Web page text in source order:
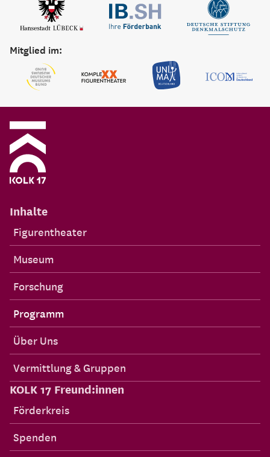
Mitglied im:
Inhalte
Figurentheater
Museum
Forschung
Programm
Über Uns
Vermittlung & Gruppen
KOLK 17 Freund:innen
Förderkreis
Spenden